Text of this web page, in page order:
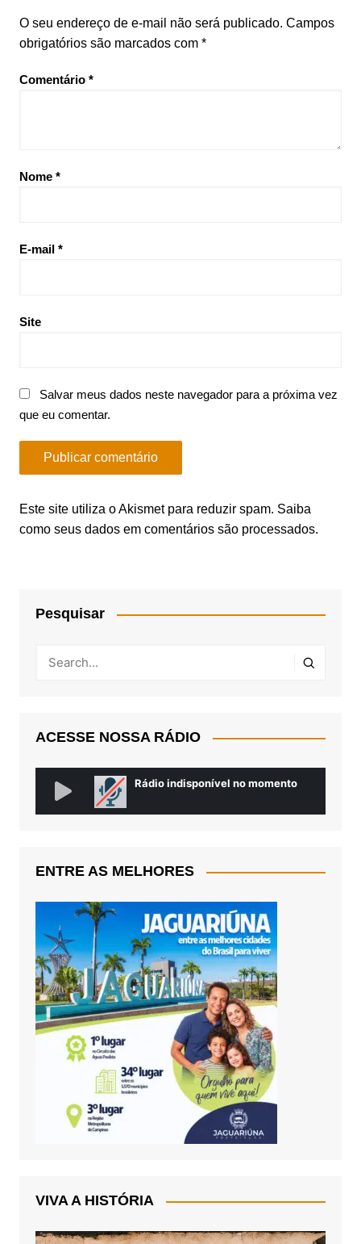
O seu endereço de e-mail não será publicado. Campos
obrigatórios são marcados com *
Comentário *
Nome *
E-mail *
Site
Salvar meus dados neste navegador para a próxima vez
que eu comentar.
Este site utiliza o Akismet para reduzir spam. Saiba
como seus dados em comentários são processados.
Pesquisar
ACESSE NOSSA RÁDIO
ENTRE AS MELHORES
VIVA A HISTÓRIA